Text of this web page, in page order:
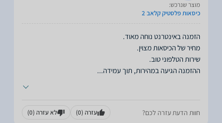
מוצר שנרכש:
כיסאות פלסטיק קלאב 2
ההזמנה הגיעה במהירות, תוך עמידה...
חוות הדעת עזרה לכם? עזרה (0) לא עזרה (0)